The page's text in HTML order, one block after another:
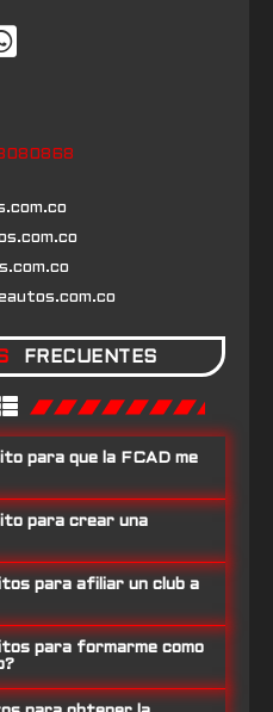
FRECUENTES
para que la FCAD me
para crear una
para afiliar un club a
para formarme como